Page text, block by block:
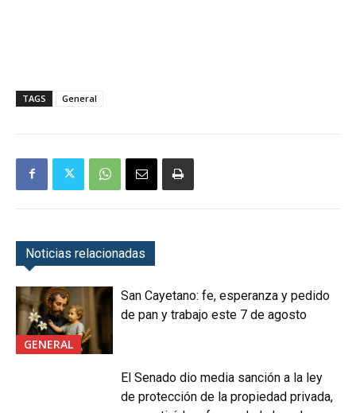
TAGS General
Noticias relacionadas
GENERAL
San Cayetano: fe, esperanza y pedido
de pan y trabajo este 7 de agosto
El Senado dio media sanción a la ley
de protección de la propiedad privada,